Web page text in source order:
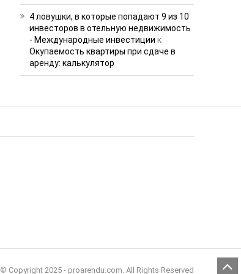
4 ловушки, в которые попадают 9 из 10
инвесторов в отельную недвижимость
- Международные инвестиции к
Окупаемость квартиры при сдаче в
аренду: калькулятор
© Copyright 2025 - proarendu.com. All Rights Reserved